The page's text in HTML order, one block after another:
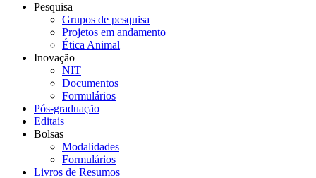
Pesquisa
Grupos de pesquisa
Projetos em andamento
Ética Animal
Inovação
NIT
Documentos
Formulários
Pós-graduação
Editais
Bolsas
Modalidades
Formulários
Livros de Resumos